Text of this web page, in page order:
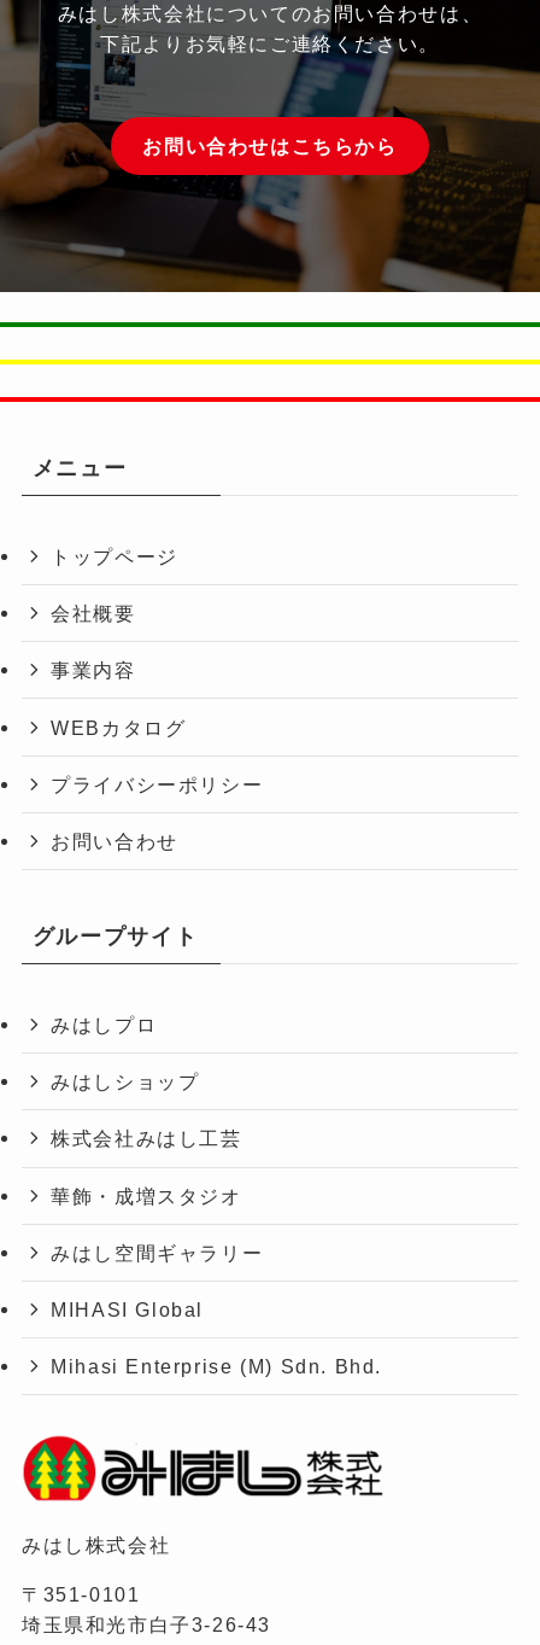
みはし株式会社についてのお問い合わせは、
下記よりお気軽にご連絡ください。
お問い合わせはこちらから
メニュー
トップページ
会社概要
事業内容
WEBカタログ
プライバシーポリシー
お問い合わせ
グループサイト
みはしプロ
みはしショップ
株式会社みはし工芸
華飾・成増スタジオ
みはし空間ギャラリー
MIHASI Global
Mihasi Enterprise (M) Sdn. Bhd.
みはし株式会社
〒351-0101
埼玉県和光市白子3-26-43